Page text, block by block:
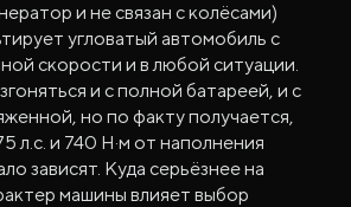
и не связан с колёсами)
угловатый автомобиль с
скорости и в любой ситуации.
и с полной батареей, и с
но по факту получается,
л.с. и 740 Н·м от наполнения
зависят. Куда серьёзнее на
машины влияет выбор